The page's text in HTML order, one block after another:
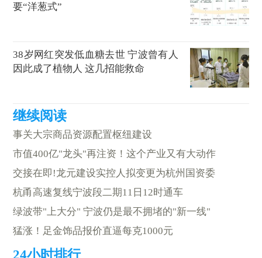
要“洋葱式”
38岁网红突发低血糖去世 宁波曾有人
因此成了植物人 这几招能救命
事关大宗商品资源配置枢纽建设
市值400亿"龙头"再注资！这个产业又有大动作
交接在即!龙元建设实控人拟变更为杭州国资委
杭甬高速复线宁波段二期11日12时通车
绿波带"上大分" 宁波仍是最不拥堵的"新一线"
猛涨！足金饰品报价直逼每克1000元